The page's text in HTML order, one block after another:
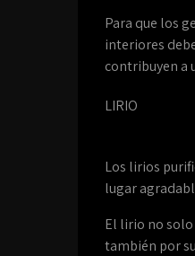
Para que los
interiores
contribuyen a
LIRIO
Los lirios
lugar
El lirio no
también por